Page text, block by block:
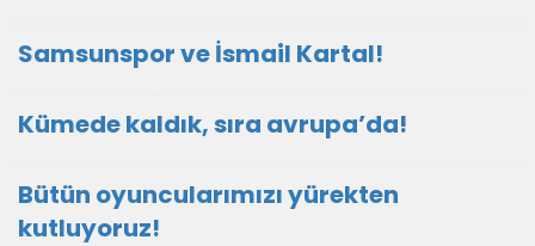
Samsunspor ve İsmail Kartal!
Kümede kaldık, sıra avrupa’da!
Bütün oyuncularımızı yürekten
kutluyoruz!